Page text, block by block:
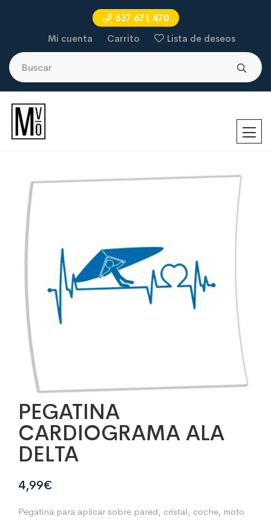
637 671 470
Mi cuenta
Carrito Lista de deseos
PEGATINA
CARDIOGRAMA ALA
DELTA
4,99€
Pegatina para aplicar sobre pared, cristal, coche, moto